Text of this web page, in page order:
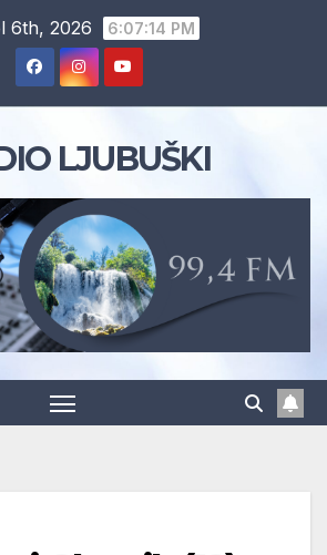
6th, 2026 6:07:15 PM
LJUBUŠKI